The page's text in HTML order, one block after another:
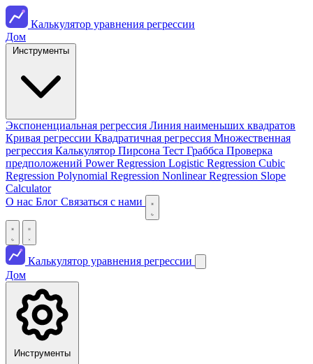
Калькулятор уравнения регрессии
Дом
Экспоненциальная регрессия Линия наименьших квадратов
Кривая регрессии Квадратичная регрессия Множественная
регрессия Калькулятор Пирсона Тест Граббса Проверка
предположений Power Regression Logistic Regression Cubic
Regression Polynomial Regression Nonlinear Regression Slope
Calculator
О нас Блог Связаться с нами
Калькулятор уравнения регрессии
Дом
Инструменты